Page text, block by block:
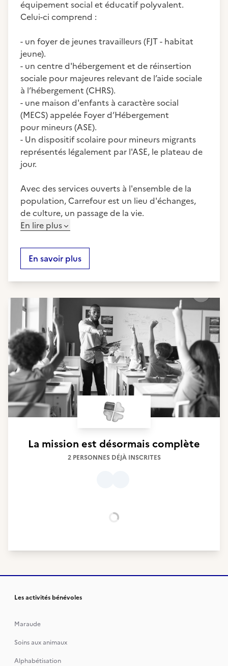
équipement social et éducatif polyvalent.
Celui-ci comprend :
- un foyer de jeunes travailleurs (FJT - habitat
jeune).
- un centre d'hébergement et de réinsertion
sociale pour majeures relevant de l’aide sociale
à l’hébergement (CHRS).
- une maison d'enfants à caractère social
(MECS) appelée Foyer d’Hébergement
pour mineurs (ASE).
- Un dispositif scolaire pour mineurs migrants
représentés légalement par l'ASE, le plateau de
jour.
Avec des services ouverts à l'ensemble de la
population, Carrefour est un lieu d'échanges,
de culture, un passage de la vie.
En lire plus
En savoir plus
La mission est désormais complète
2 PERSONNES DÉJÀ INSCRITES
Chargement...
Les activités bénévoles
Maraude
Soins aux animaux
Alphabétisation